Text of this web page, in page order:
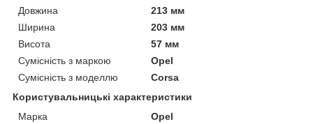
Довжина
213 мм
Ширина
203 мм
Висота
57 мм
Сумісність з маркою
Opel
Сумісність з моделлю
Corsa
Користувальницькі характеристики
Марка
Opel